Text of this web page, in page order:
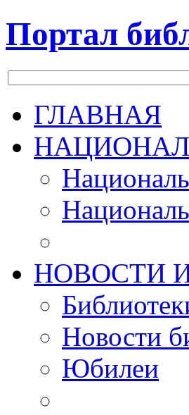
Портал
ГЛАВНАЯ
НОВОСТИ
Новости
Юбилеи